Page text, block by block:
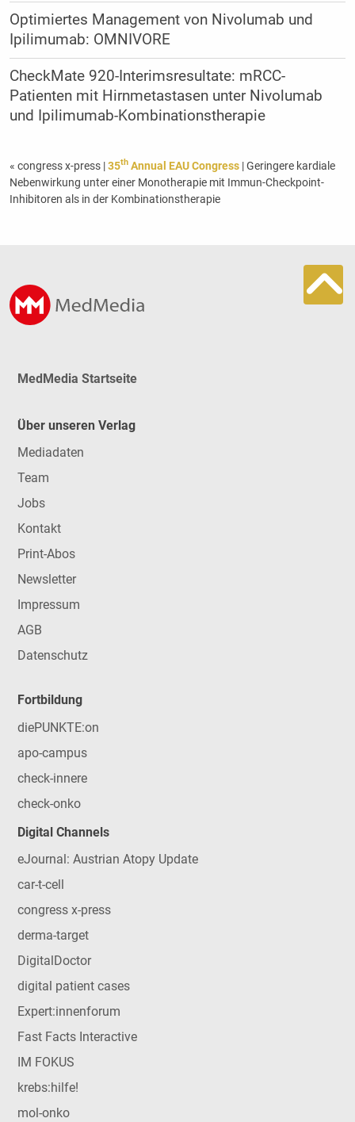
Optimiertes Management von Nivolumab und
Ipilimumab: OMNIVORE
CheckMate 920-Interimsresultate: mRCC-
Patienten mit Hirnmetastasen unter Nivolumab
und Ipilimumab-Kombinationstherapie
« congress x-press |35thAnnual EAU Congress| Geringere kardiale
Nebenwirkung unter einer Monotherapie mit Immun-Checkpoint-
Inhibitoren als in der Kombinationstherapie
MedMedia Startseite
Über unseren Verlag
Mediadaten
Team
Jobs
Kontakt
Print-Abos
Newsletter
Impressum
AGB
Datenschutz
Fortbildung
diePUNKTE:on
apo-campus
check-innere
check-onko
Digital Channels
eJournal: Austrian Atopy Update
car-t-cell
congress x-press
derma-target
DigitalDoctor
digital patient cases
Expert:innenforum
Fast Facts Interactive
IM FOKUS
krebs:hilfe!
mol-onko